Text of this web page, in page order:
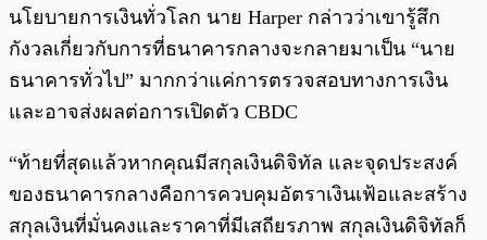
นโยบายการเงินทั่วโลก นาย Harper กล่าวว่าเขารู้สึก
กังวลเกี่ยวกับการที่ธนาคารกลางจะกลายมาเป็น “นาย
ธนาคารทั่วไป” มากกว่าแค่การตรวจสอบทางการเงิน
และอาจส่งผลต่อการเปิดตัว CBDC
“ท้ายที่สุดแล้วหากคุณมีสกุลเงินดิจิทัล และจุดประสงค์
ของธนาคารกลางคือการควบคุมอัตราเงินเฟ้อและสร้าง
สกุลเงินที่มั่นคงและราคาที่มีเสถียรภาพ สกุลเงินดิจิทัลก็